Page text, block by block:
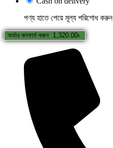
পণ্য হাতে পেয়ে মূল্য পরিশোধ
অর্ডার কনফার্ম করুন 1,320.00৳